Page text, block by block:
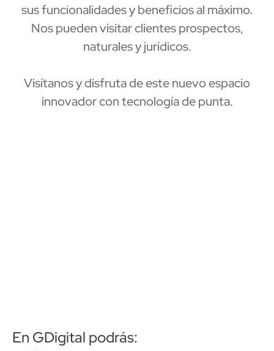
sus funcionalidades y beneficios al máximo.
Nos pueden visitar clientes prospectos,
naturales y jurídicos.
Visítanos y disfruta de este nuevo espacio
innovador con tecnología de punta.
En GDigital podrás: